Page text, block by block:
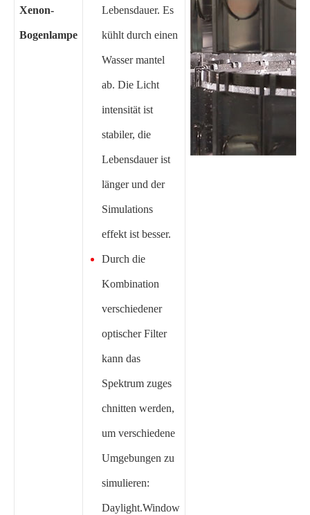
Xenon-
Bogenlampe
Lebensdauer. Es
kühlt durch einen
Wasser mantel
ab. Die Licht
intensität ist
stabiler, die
Lebensdauer ist
länger und der
Simulations
effekt ist besser.
Durch die
Kombination
verschiedener
optischer Filter
kann das
Spektrum zuges
chnitten werden,
um verschiedene
Umgebungen zu
simulieren:
Daylight.Window